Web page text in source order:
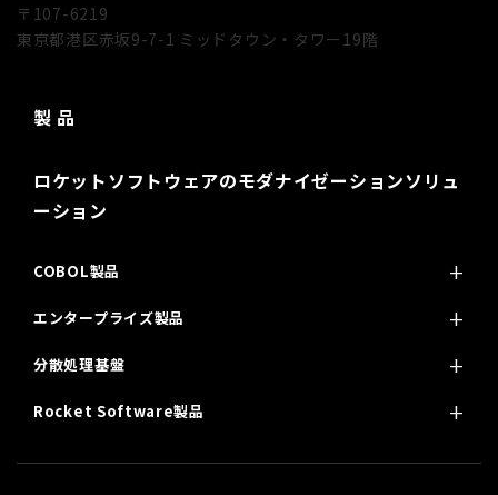
〒107-6219
東京都港区赤坂9-7-1 ミッドタウン・タワー19階
製 品
ロケットソフトウェアのモダナイゼーションソリュ
ーション
COBOL製品
エンタープライズ製品
分散処理基盤
Rocket Software製品